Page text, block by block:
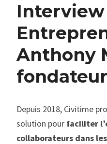
Interview
Anthony
Depuis 2018, Civitime
solution pour faciliter
collaborateurs dans